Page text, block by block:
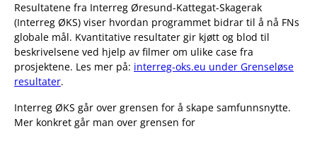
Resultatene fra Interreg Øresund-Kattegat-Skagerak
(Interreg ØKS) viser hvordan programmet bidrar til å nå FNs
globale mål. Kvantitative resultater gir kjøtt og blod til
beskrivelsene ved hjelp av filmer om ulike case fra
prosjektene. Les mer på: interreg-oks.eu under Grenseløse
resultater.
Interreg ØKS går over grensen for å skape samfunnsnytte.
Mer konkret går man over grensen for